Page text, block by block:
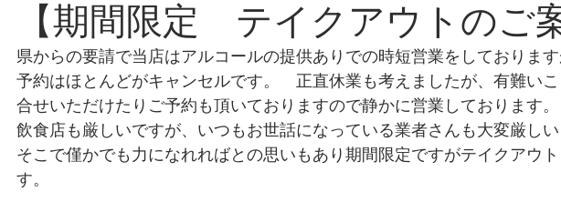
【期間限定 テイクアウトのご
県からの要請で当店はアルコールの提供ありでの時短営業をしておりま
予約はほとんどがキャンセルです。　正直休業も考えましたが、有難い
合せいただけたりご予約も頂いておりますので静かに営業しております。
飲食店も厳しいですが、いつもお世話になっている業者さんも大変厳しい
そこで僅かでも力になれればとの思いもあり期間限定ですがテイクアウ
す。